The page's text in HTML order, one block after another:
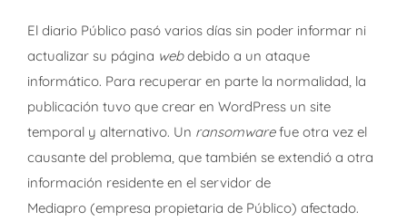
El diario Público pasó varios días sin poder informar ni
actualizar su página webdebido a un ataque
informático. Para recuperar en parte la normalidad, la
publicación tuvo que crear en WordPress un site
temporal y alternativo. Un ransomwarefue otra vez el
causante del problema, que también se extendió a otra
información residente en el servidor de
Mediapro (empresa propietaria de Público) afectado.